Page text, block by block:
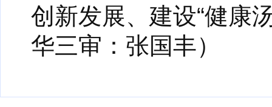
创新发展、建设“健康
华三审：张国丰）